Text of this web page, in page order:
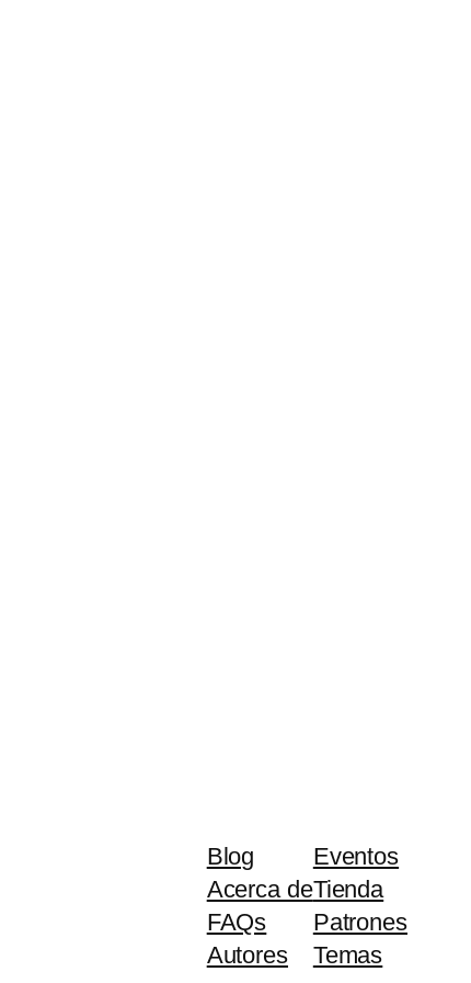
Blog
Acerca de
FAQs
Autores
Eventos
Tienda
Patrones
Temas